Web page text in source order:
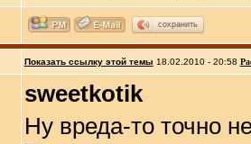
сохранить
Показать ссылку этой темы 18.02.2010 - 20:58
sweetkotik
Ну вреда-то точно